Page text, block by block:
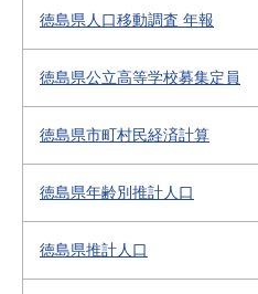
徳島県人口移動調査 年報
徳島県公立高等学校募集定員
徳島県市町村民経済計算
徳島県年齢別推計人口
徳島県推計人口